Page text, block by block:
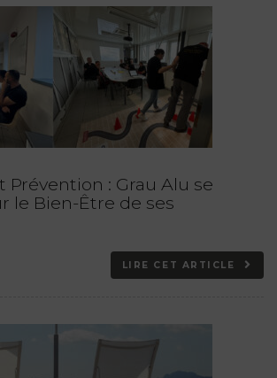
Prévention : Grau Alu se
le Bien-Être de ses
LIRE CET ARTICLE